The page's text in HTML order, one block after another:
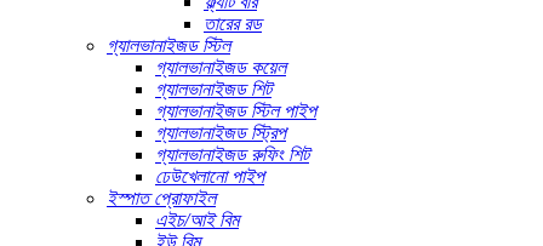
তারের রড
গ্যালভানাইজড স্টিল
গ্যালভানাইজড কয়েল
গ্যালভানাইজড শিট
গ্যালভানাইজড স্টিল পাইপ
গ্যালভানাইজড স্ট্রিপ
গ্যালভানাইজড রুফিং শিট
ঢেউখেলানো পাইপ
ইস্পাত প্রোফাইল
এইচ/আই বিম
ইউ বিম